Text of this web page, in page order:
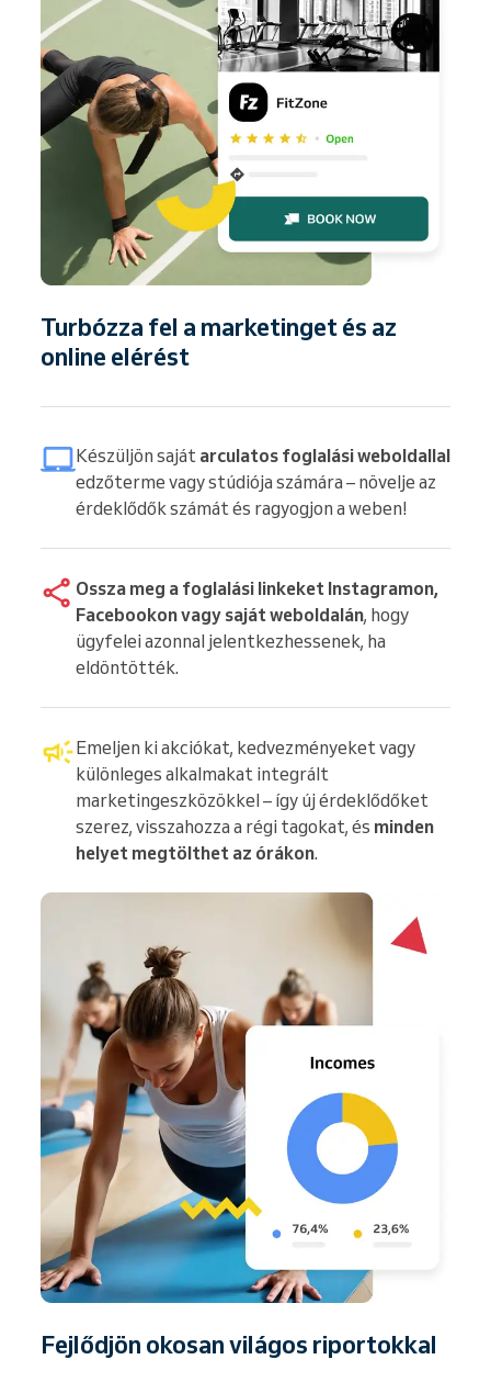
Turbózza fel a marketinget és az
online elérést
Készüljön saját arculatos foglalási weboldallal
edzőterme vagy stúdiója számára – növelje az
érdeklődők számát és ragyogjon a weben!
Ossza meg a foglalási linkeket Instagramon,
Facebookon vagy saját weboldalán, hogy
ügyfelei azonnal jelentkezhessenek, ha
eldöntötték.
Emeljen ki akciókat, kedvezményeket vagy
különleges alkalmakat integrált
marketingeszközökkel – így új érdeklődőket
szerez, visszahozza a régi tagokat, és minden
helyet megtölthet az órákon.
Fejlődjön okosan világos riportokkal